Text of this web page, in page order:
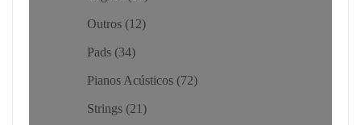
Outros 12
Pads 34
Pianos Acústicos 72
Strings 21